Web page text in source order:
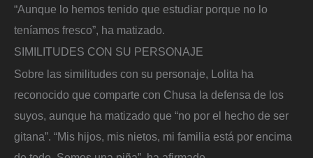
“Aunque lo hemos tenido que estudiar porque no lo
teníamos fresco”, ha matizado.
SIMILITUDES CON SU PERSONAJE
Sobre las similitudes con su personaje, Lolita ha
reconocido que comparte con Chusa la defensa de los
suyos, aunque ha matizado que “no por el hecho de ser
gitana”. “Mis hijos, mis nietos, mi familia está por encima